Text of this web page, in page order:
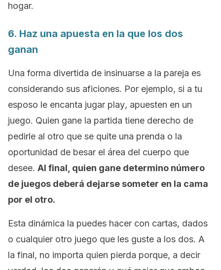
hogar.
6. Haz una apuesta en la que los dos
ganan
Una forma divertida de insinuarse a la pareja es
considerando sus aficiones. Por ejemplo, si a tu
esposo le encanta jugar play, apuesten en un
juego. Quien gane la partida tiene derecho de
pedirle al otro que se quite una prenda o la
oportunidad de besar el área del cuerpo que
desee. Al final, quien gane determino número
de juegos deberá dejarse someter en la cama
por el otro.
Esta dinámica la puedes hacer con cartas, dados
o cualquier otro juego que les guste a los dos. A
la final, no importa quien pierda porque, a decir